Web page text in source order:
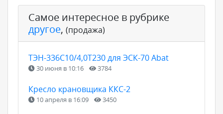
Самое интересное в рубрике
другое, (продажа)
ТЭН-336С10/4,0Т230 для ЭСК-70 Abat
30 июня в 10:16 3784
Кресло крановщика ККС-2
10 апреля в 16:09 3450